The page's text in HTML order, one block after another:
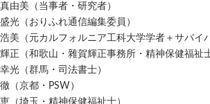
由美（当事者・研究者）
光（おりふれ通信編集委員）
美（元カルフォルニア工科大学学者＋サバイ
正（和歌山・雜賀輝正事務所・精神保健福祉
光（群馬・司法書士）
（京都・PSW）
（埼玉・精神保健福祉士）